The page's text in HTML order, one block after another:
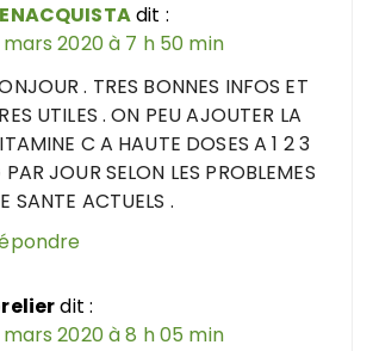
dit :
2020 à 7 h 50 min
. TRES BONNES INFOS ET
UTILES . ON PEU AJOUTER LA
C A HAUTE DOSES A 1 2 3
PAR JOUR SELON LES PROBLEMES
SANTE ACTUELS .
dit :
2020 à 8 h 05 min